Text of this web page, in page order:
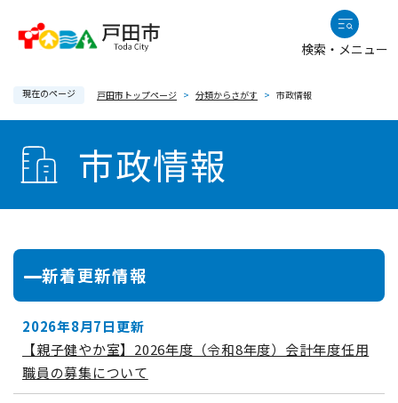
頭
検索・メニュー
現在のページ 戸田市トップページ > 分類からさがす > 市政情報
市政情報
新着更新情報
2026年8月7日更新
【親子健やか室】2026年度（令和8年度）会計年度任用
職員の募集について